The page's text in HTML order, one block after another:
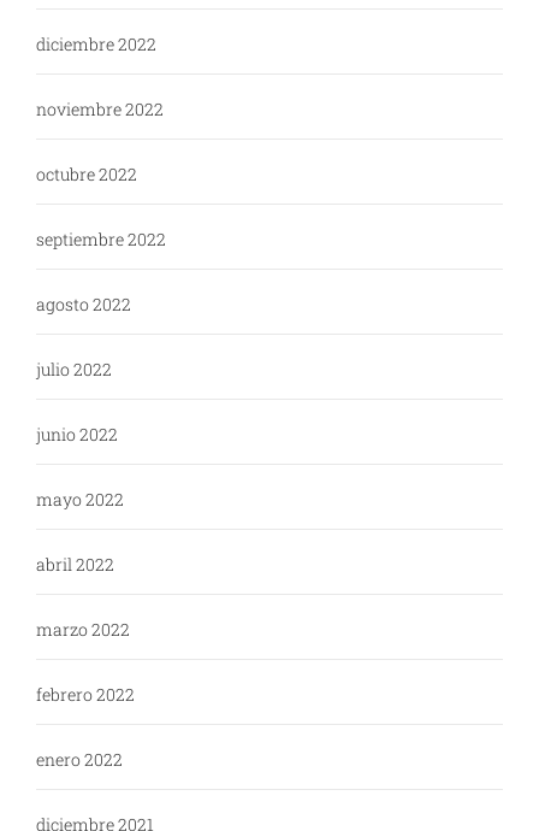
diciembre 2022
noviembre 2022
octubre 2022
septiembre 2022
agosto 2022
julio 2022
junio 2022
mayo 2022
abril 2022
marzo 2022
febrero 2022
enero 2022
diciembre 2021